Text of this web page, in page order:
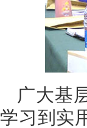
广大基
学习到实